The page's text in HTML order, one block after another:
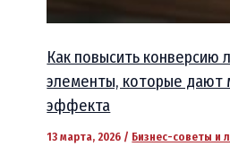
Как повысить конверсию
элементы, которые дают
эффекта
13 марта, 2026 / Бизнес-советы и